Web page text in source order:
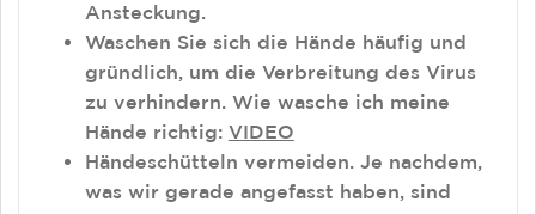
Ansteckung.
Waschen Sie sich die Hände häufig und
gründlich, um die Verbreitung des Virus
zu verhindern. Wie wasche ich meine
Hände richtig: VIDEO
Händeschütteln vermeiden. Je nachdem,
was wir gerade angefasst haben, sind